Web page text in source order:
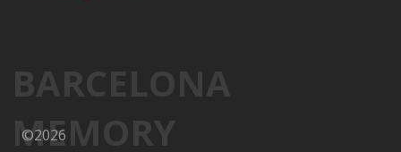
BARCELONA
MEMORY
©2026